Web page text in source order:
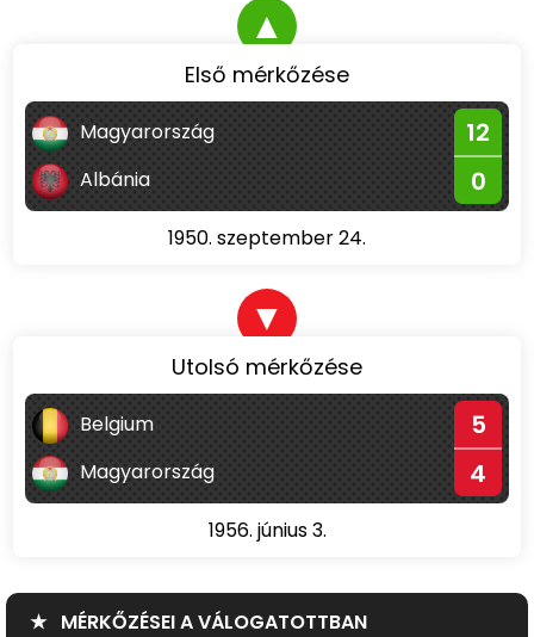
▲
Első mérkőzése
Magyarország 12
Albánia 0
1950. szeptember 24.
▼
Utolsó mérkőzése
Belgium 5
Magyarország 4
1956. június 3.
★ MÉRKŐZÉSEI A VÁLOGATOTTBAN